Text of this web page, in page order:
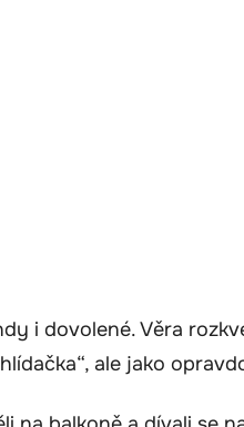
i dovolené. Věra
ale jako